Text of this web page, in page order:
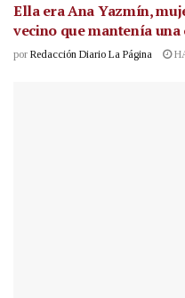
Ella era Ana Yazmín,
vecino que mantenía
por Redacción Diario La Página